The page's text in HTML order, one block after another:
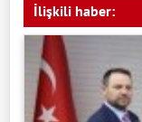
İlişkili haber: